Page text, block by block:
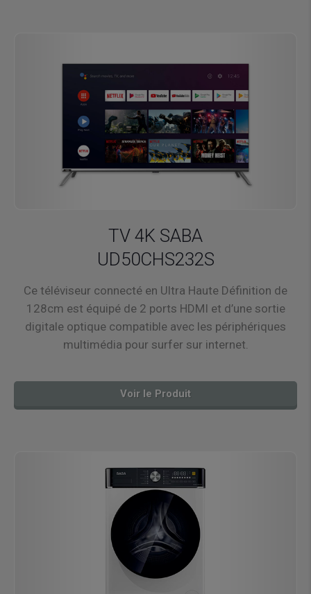
TV 4K SABA
UD50CHS232S
Ce téléviseur connecté en Ultra Haute Définition de
128cm est équipé de 2 ports HDMI et d’une sortie
digitale optique compatible avec les périphériques
multimédia pour surfer sur internet.
Voir le Produit